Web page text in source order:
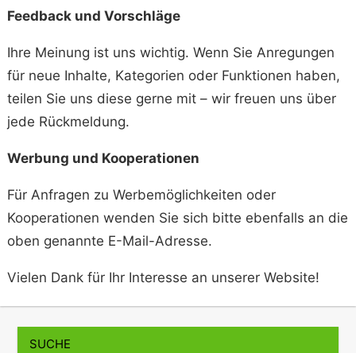
Feedback und Vorschläge
Ihre Meinung ist uns wichtig. Wenn Sie Anregungen
für neue Inhalte, Kategorien oder Funktionen haben,
teilen Sie uns diese gerne mit – wir freuen uns über
jede Rückmeldung.
Werbung und Kooperationen
Für Anfragen zu Werbemöglichkeiten oder
Kooperationen wenden Sie sich bitte ebenfalls an die
oben genannte E-Mail-Adresse.
Vielen Dank für Ihr Interesse an unserer Website!
SUCHE